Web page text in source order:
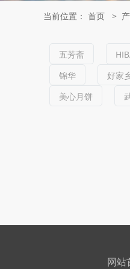
当前位置： 首页 >
五芳斋
锦华
好家
美心月饼
网站